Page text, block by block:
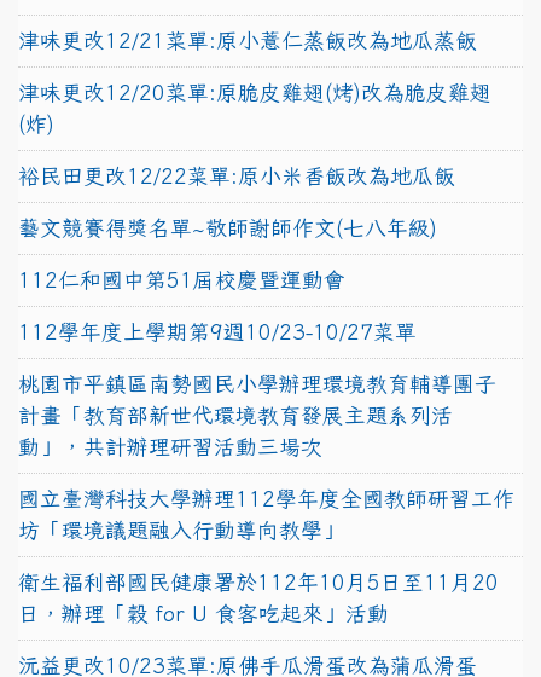
津味更改12/21菜單:原小薏仁蒸飯改為地瓜蒸飯
津味更改12/20菜單:原脆皮雞翅(烤)改為脆皮雞翅
(炸)
裕民田更改12/22菜單:原小米香飯改為地瓜飯
藝文競賽得獎名單~敬師謝師作文(七八年級)
112仁和國中第51屆校慶暨運動會
112學年度上學期第9週10/23-10/27菜單
桃園市平鎮區南勢國民小學辦理環境教育輔導團子
計畫「教育部新世代環境教育發展主題系列活
動」，共計辦理研習活動三場次
國立臺灣科技大學辦理112學年度全國教師研習工作
坊「環境議題融入行動導向教學」
衛生福利部國民健康署於112年10月5日至11月20
日，辦理「穀 for U 食客吃起來」活動
沅益更改10/23菜單:原佛手瓜滑蛋改為蒲瓜滑蛋